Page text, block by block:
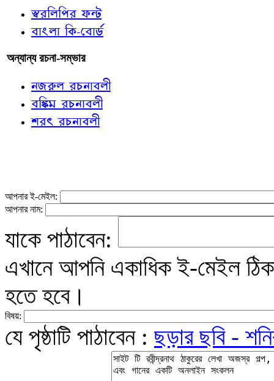
স্বরলিপির ফন্ট
বাংলা কি-বোর্ড
অন্যান্য রচনা-সম্ভার
নজরুল রচনাবলী
বঙ্কিম রচনাবলী
শরৎ রচনাবলী
আপনার ই-মেইল:
আপনার নাম:
যাকে পাঠাবেন:
এখানে আপনি একাধিক ই-মেইল
হতে হবে।
বিষয়:
যে পৃষ্ঠাটি পাঠাবেন : ছড়ার ছবি -